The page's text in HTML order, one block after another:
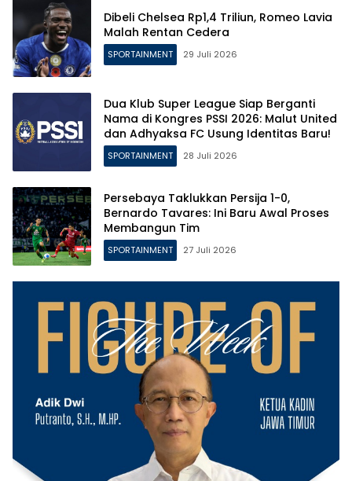
Dibeli Chelsea Rp1,4 Triliun, Romeo Lavia
Malah Rentan Cedera
SPORTAINMENT 29 Juli 2026
Dua Klub Super League Siap Berganti
Nama di Kongres PSSI 2026: Malut United
dan Adhyaksa FC Usung Identitas Baru!
SPORTAINMENT 28 Juli 2026
Persebaya Taklukkan Persija 1-0,
Bernardo Tavares: Ini Baru Awal Proses
Membangun Tim
SPORTAINMENT 27 Juli 2026